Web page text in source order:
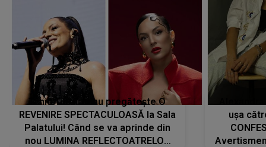
Tania Turtureanu pregătește O
REVENIRE SPECTACULOASĂ la Sala
Palatului! Când se va aprinde din
nou LUMINA REFLECTOATRELOR
ușa